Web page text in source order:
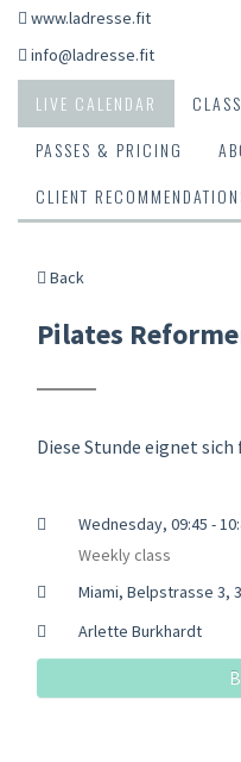
www.ladresse.fit
info@ladresse.fit
LIVE CALENDAR
PASSES & PRICING
CLIENT
Back
Pilates
Diese Stunde eignet
Wednesday, 09:45 -
Weekly class
Miami, Belpstrasse 3,
Arlette Burkhardt